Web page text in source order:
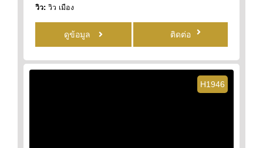
วิว: วิว เมือง
ดูข้อมูล ติดต่อ
H1946